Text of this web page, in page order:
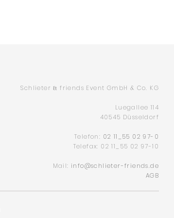
Schlieter& friends Event GmbH & Co. KG
Luegallee 114
40545 Düsseldorf
Telefon: 02 11_55 02 97-0
Telefax: 02 11_55 02 97-10
Mail: info@schlieter-friends.de
AGB